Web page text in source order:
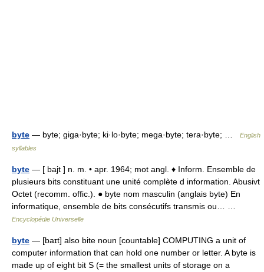
byte — byte; giga·byte; ki·lo·byte; mega·byte; tera·byte; …
English
syllables
byte — [ bajt ] n. m. • apr. 1964; mot angl. ♦ Inform. Ensemble de
plusieurs bits constituant une unité complète d information. Abusivt
Octet (recomm. offic.). ● byte nom masculin (anglais byte) En
informatique, ensemble de bits consécutifs transmis ou… …
Encyclopédie Universelle
byte — [baɪt] also bite noun [countable] COMPUTING a unit of
computer information that can hold one number or letter. A byte is
made up of eight bit S (= the smallest units of storage on a